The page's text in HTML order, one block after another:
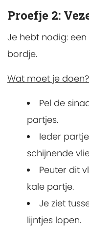
Proefje 2:
Je hebt nodig:
bordje.
Wat moet je doen?
Pel de
partjes.
Ieder
schijnende
Peuter dit
kale partje.
Je ziet
lijntjes lopen.